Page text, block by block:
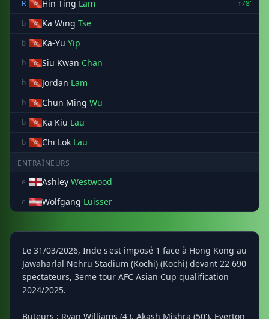
R
Hin Ting Lam
↑78'
b
Ka Wing Tse
b Ka-Yu Yip
b Siu Kwan Chan
b Jordan Lam
b Chun Ming Wu
b Ka Kiu Lau
b Chi Lok Lau
ENTRAÎNEURS
e
Ashley Westwood
c Wolfgang Luisser
Le 31/03/2026, Inde s'est imposé 1 face à Hong Kong au
Jawaharlal Nehru Stadium (Kochi) (Kochi) devant 22 690
spectateurs, 3eme tour AFC Asian Cup qualification
2024/2025.
Buteurs : Ryan Williams (4'), Akash Mishra (50'), Everton